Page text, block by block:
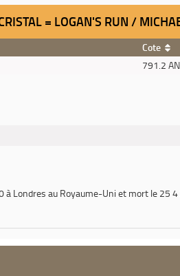
= LOGAN'S RUN /
Cote
791.2
à Londres au Royaume-Uni et mort le 25